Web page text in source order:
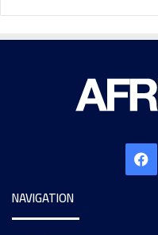
NAVIGATION